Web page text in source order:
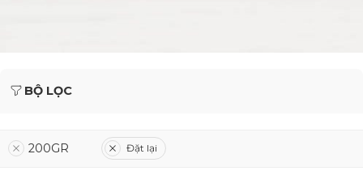
BỘ LỌC
200GR Đặt lại